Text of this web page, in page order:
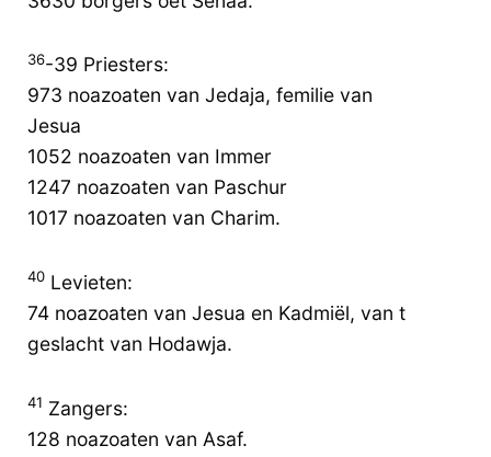
36-39 Priesters:
973 noazoaten van Jedaja, femilie van
Jesua
1052 noazoaten van Immer
1247 noazoaten van Paschur
1017 noazoaten van Charim.
40 Levieten:
74 noazoaten van Jesua en Kadmiël, van t
geslacht van Hodawja.
41 Zangers:
128 noazoaten van Asaf.